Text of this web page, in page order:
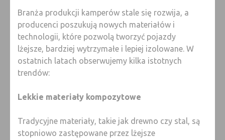
Branża produkcji kamperów stale się rozwija, a
producenci poszukują nowych materiałów i
technologii, które pozwolą tworzyć pojazdy
lżejsze, bardziej wytrzymałe i lepiej izolowane. W
ostatnich latach obserwujemy kilka istotnych
trendów:
Lekkie materiały kompozytowe
Tradycyjne materiały, takie jak drewno czy stal, są
stopniowo zastępowane przez lżejsze